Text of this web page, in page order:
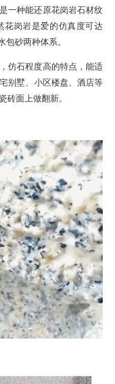
是一种能还原花岗岩石材纹
花岗岩是爱的仿真度可达
包砂两种体系。
仿石程度高的特点，能适
别墅、小区楼盘、酒店等
砖面上做翻新。